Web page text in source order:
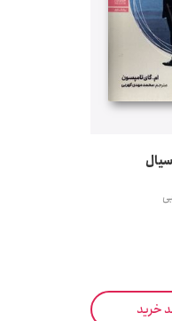
خرید